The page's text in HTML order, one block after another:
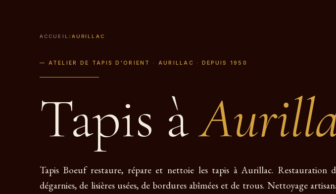
ACCUEIL / AURILLAC
— ATELIER DE TAPIS D'ORIENT · AURILLAC · DEPUIS 1950
Tapis à
Tapis Boeuf restaure, répare et nettoie les tapis à Aurillac. Restauration
dégarnies, de lisières usées, de bordures abîmées et de trous. Nettoyage